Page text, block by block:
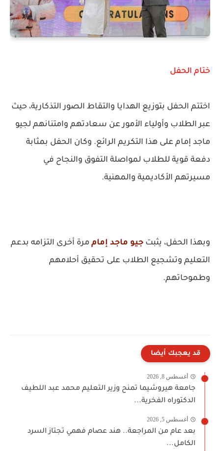
ختام الحفل
اختتم الحفل بتوزيع الهدايا والتقاط الصور التذكارية، حيث
عبر الطلاب وأولياء الأمور عن سعادتهم وامتنانهم لجيو
ماجد إمام على هذا التكريم الرائع. وكان الحفل بمثابة
دفعة قوية للطلاب لمواصلة التفوق والنجاح في
مسيرتهم الأكاديمية والمهنية.
وبهذا الحفل، يثبت جيو ماجد إمام مرة أخرى التزامه بدعم
التعليم وتشجيع الطلاب على تحقيق أحلامهم
وطموحاتهم.
قد يعجبك أيضا
أغسطس 8, 2026
جامعة هيروشيما تمنح وزير التعليم محمد عبد اللطيف
الدكتوراه الفخرية...
أغسطس 5, 2026
بعد عام من المراجعة.. هند عصام فهمي تجتاز السرد
الكامل...